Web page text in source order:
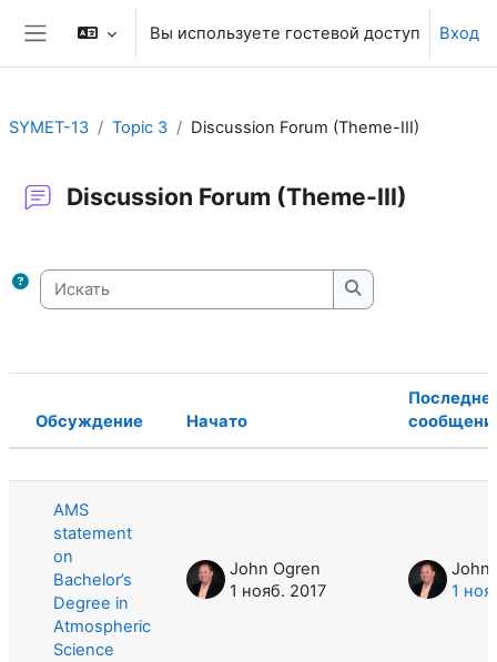
Перейти к основному содержанию
Боковая панель
Вы используете гостевой доступ Вход
SYMET-13 Topic 3 Discussion Forum (Theme-III)
Discussion Forum (Theme-III)
Искать
Искать
Статус
Обсуждение Начато
AMS
statement
on
Bachelor’s
Degree in
Atmospheric
Science
John Ogren
1 нояб. 2017
John
1